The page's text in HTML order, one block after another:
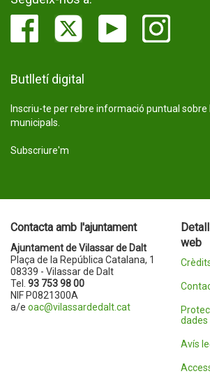
Butlletí digital
Inscriu-te per rebre informació puntual
municipals.
Subscriure'm
Contacta amb l'ajuntament
Ajuntament de Vilassar de Dalt
Plaça de la República Catalana, 1
08339 - Vilassar de Dalt
Tel. 93 753 98 00
NIF P0821300A
a/e oac@vilassardedalt.cat
web
dades
Avís